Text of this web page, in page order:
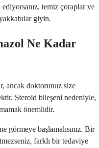
ediyorsanız, temiz çoraplar ve
giyin.
Ne Kadar
ancak doktorunuz size
Steroid bileşeni nedeniyle,
önemlidir.
görmeye başlamalısınız. Bir
farklı bir tedaviye